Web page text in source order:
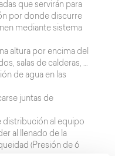
que servirán para
por donde discurre
mediante sistema
altura por encima del
salas de calderas, …
de agua en las
juntas de
distribución al equipo
al llenado de la
(Presión de 6